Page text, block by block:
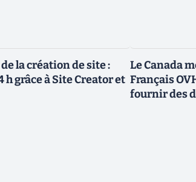
la création de site :
h grâce à Site Creator et
Le Canada
Français
fournir des